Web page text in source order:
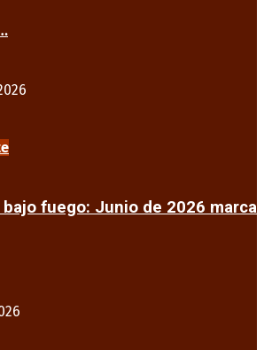
bajo fuego: Junio de 2026 marca